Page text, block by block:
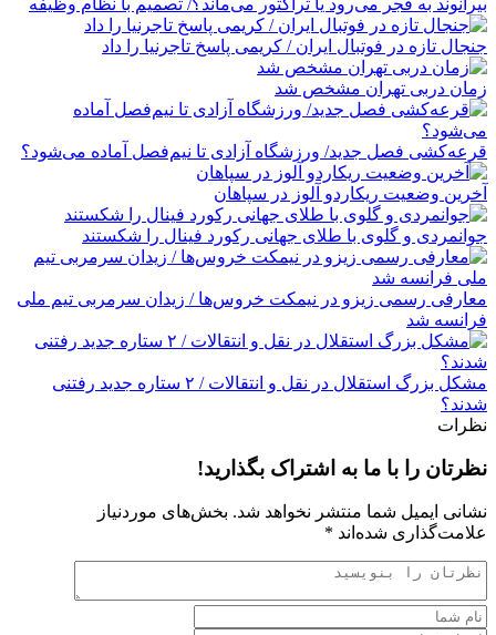
جنجال تازه در فوتبال ایران / کریمی پاسخ تاجرنیا را داد
زمان دربی تهران مشخص شد
قرعه‎‌کشی فصل جدید/ ورزشگاه آزادی تا نیم‌فصل آماده می‌شود؟
آخرین وضعیت ریکاردو آلوز در سپاهان
جوانمردی و گلوی با طلای جهانی رکورد فینال را شکستند
معارفی رسمی زیزو در نیمکت خروس‌ها / زیدان سرمربی تیم ملی
فرانسه شد
مشکل بزرگ استقلال در نقل و انتقالات / ۲ ستاره جدید رفتنی
شدند؟
نظرات
نظرتان را با ما به اشتراک بگذارید!
نشانی ایمیل شما منتشر نخواهد شد. بخش‌های موردنیاز
علامت‌گذاری شده‌اند *